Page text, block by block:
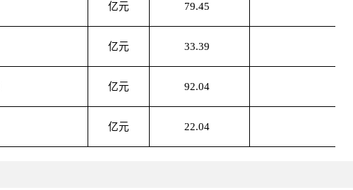
亿元 79.45
亿元 33.39
亿元 92.04
亿元 22.04